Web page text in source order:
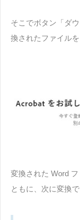
そこでボタン「ダ
換されたファイル
変換された Word
ともに、次に変換